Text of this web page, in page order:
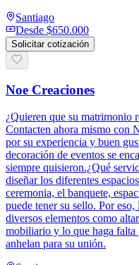
Santiago
Desde $650.000
Solicitar cotización
Noe Creaciones
¿Quieren que su matrimonio
Contacten ahora mismo con
por su experiencia y buen
decoración de eventos se
siempre quisieron.¿Qué
diseñar los diferentes
ceremonia, el banquete,
puede tener su sello. Por
diversos elementos como
mobiliario y lo que haga falta
anhelan para su unión.